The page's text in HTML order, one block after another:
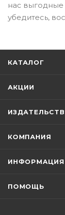
нас
убедитесь,
КАТАЛОГ
АКЦИИ
КОМПАНИЯ
ИНФОРМАЦИЯ
ПОМОЩЬ